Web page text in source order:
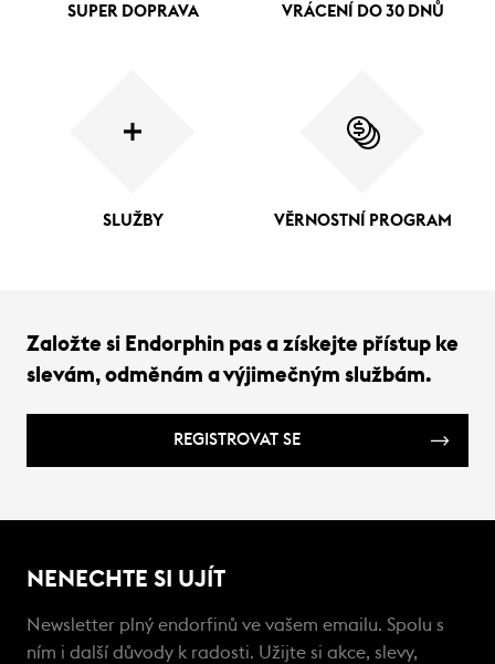
SUPER DOPRAVA VRÁCENÍ DO 30 DNŮ
SLUŽBY VĚRNOSTNÍ PROGRAM
Založte si Endorphin pas a získejte přístup ke
slevám, odměnám a výjimečným službám.
REGISTROVAT SE
NENECHTE SI UJÍT
Newsletter plný endorfinů ve vašem emailu. Spolu s
ním i další důvody k radosti. Užijte si akce, slevy,